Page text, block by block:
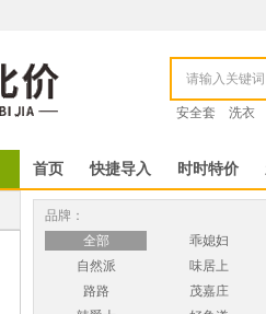
安全套 洗衣
首页 快捷导入 时时特价
品牌：
全部
乖媳妇
自然派
味居上
路路
茂嘉庄